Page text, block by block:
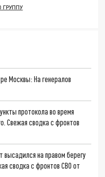
Москвы: На генералов
протокола во время
Свежая сводка с фронтов
высадился на правом берегу
сводка с фронтов СВО от